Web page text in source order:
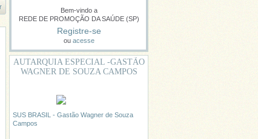
Bem-vindo a
REDE DE PROMOÇÃO DA SAÚDE (SP)
Registre-se
ou acesse
AUTARQUIA ESPECIAL -GASTÃO
WAGNER DE SOUZA CAMPOS
SUS BRASIL - Gastão Wagner de Souza
Campos